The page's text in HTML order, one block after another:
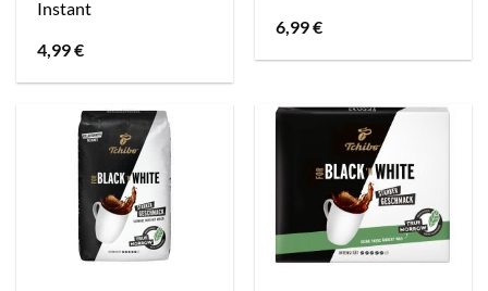
Instant
4,99€
6,99€